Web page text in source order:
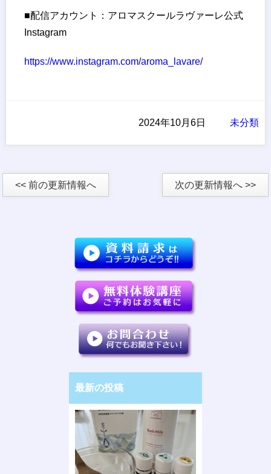
■配信アカウント：アロマスクールラヴァーレ公式
Instagram
https://www.instagram.com/aroma_lavare/
未分類
2024年10月6日
<< 前の更新情報へ 次の更新情報へ >>
最新の投稿